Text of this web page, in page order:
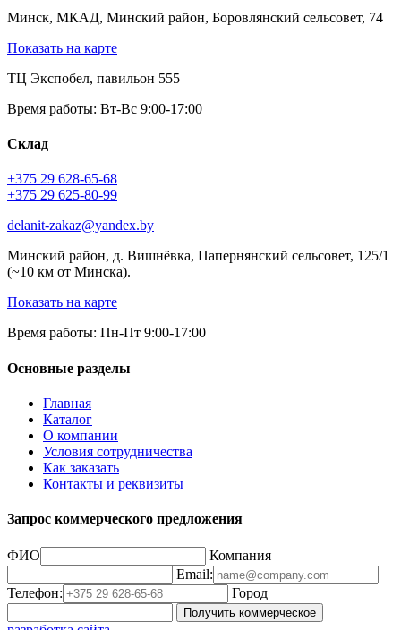
Минск, МКАД, Минский район, Боровлянский сельсовет, 74
Показать на карте
ТЦ Экспобел, павильон 555
Время работы: Вт-Вс 9:00-17:00
Склад
+375 29 628-65-68
+375 29 625-80-99
delanit-zakaz@yandex.by
Минский район, д. Вишнёвка, Папернянский сельсовет, 125/1
(~10 км от Минска).
Показать на карте
Время работы: Пн-Пт 9:00-17:00
Основные разделы
Главная
Каталог
О компании
Условия сотрудничества
Как заказать
Контакты и реквизиты
Запрос коммерческого предложения
ФИО
Компания
Email:
Телефон:
Город
Получить коммерческое